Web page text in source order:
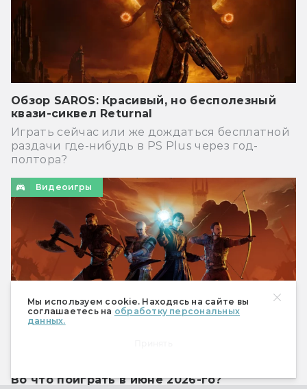
Мы используем cookie. Находясь на сайте вы
соглашаетесь на обработку персональных
данных.
Обзор SAROS: Красивый, но бесполезный
квази-сиквел Returnal
Играть сейчас или же дождаться бесплатной
раздачи где-нибудь в PS Plus через год-
полтора?
Видеоигры
Во что поиграть в июне 2026-го?